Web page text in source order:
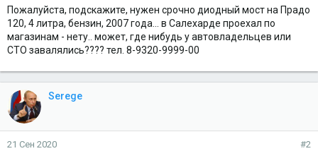
Пожалуйста, подскажите, нужен срочно диодный мост на Прадо
120, 4 литра, бензин, 2007 года... в Салехарде проехал по
магазинам - нету.. может, где нибудь у автовладельцев или
СТО завалялись???? тел. 8-9320-9999-00
Serege
21 Сен 2020 #2